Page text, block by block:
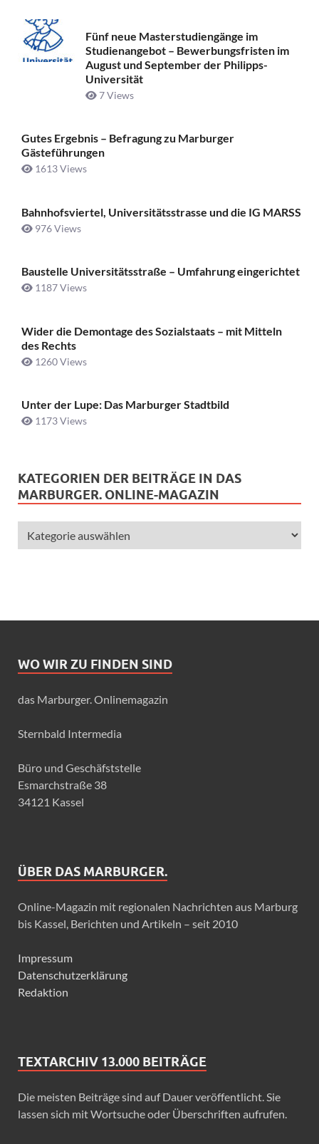
Fünf neue Masterstudiengänge im
Studienangebot – Bewerbungsfristen im
August und September der Philipps-
Universität
7 Views
Gutes Ergebnis – Befragung zu Marburger
Gästeführungen
1613 Views
Bahnhofsviertel, Universitätsstrasse und die IG MARSS
976 Views
Baustelle Universitätsstraße ­– Umfahrung eingerichtet
1187 Views
Wider die Demontage des Sozialstaats – mit Mitteln
des Rechts
1260 Views
Unter der Lupe: Das Marburger Stadtbild
1173 Views
KATEGORIEN DER BEITRÄGE IN DAS
MARBURGER. ONLINE-MAGAZIN
WO WIR ZU FINDEN SIND
das Marburger. Onlinemagazin
Sternbald Intermedia
Büro und Geschäfststelle
Esmarchstraße 38
34121 Kassel
ÜBER DAS MARBURGER.
Online-Magazin mit regionalen Nachrichten aus Marburg
bis Kassel, Berichten und Artikeln – seit 2010
Impressum
Datenschutzerklärung
Redaktion
TEXTARCHIV 13.000 BEITRÄGE
Die meisten Beiträge sind auf Dauer veröffentlicht. Sie
lassen sich mit Wortsuche oder Überschriften aufrufen.